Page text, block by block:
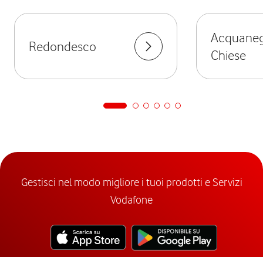
Redondesco
Chiese
Gestisci nel modo migliore i tuoi prodotti e Servizi
Vodafone